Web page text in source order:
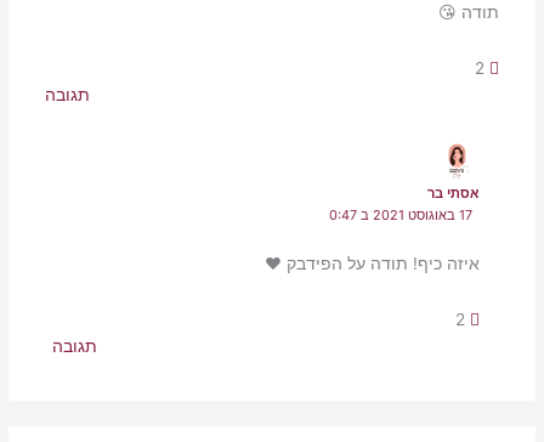
תודה 😘
2
תגובה
אסתי בר
17 באוגוסט 2021 ב 0:47
איזה כיף! תודה על הפידבק ❤️
2
תגובה